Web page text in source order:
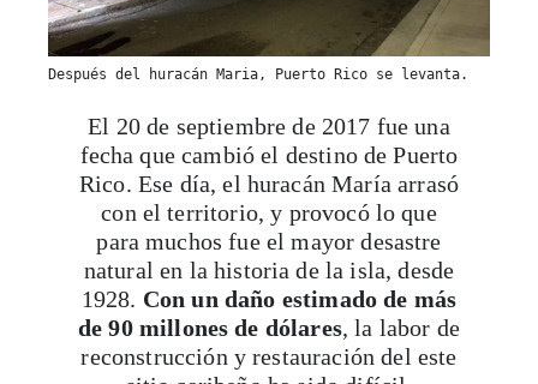
Después del huracán Maria, Puerto Rico se levanta.
fecha que cambió el destino de Puerto
Rico. Ese día, el huracán María arrasó
con el territorio, y provocó lo que
para muchos fue el mayor desastre
natural en la historia de la isla, desde
1928.Con un daño estimado de más
de 90 millones de dólares, la labor de
reconstrucción y restauración del este
sitio caribeño ha sido difícil.
Viaja con Travesías, recibe cada semana
crónicas, itinerarios, tips de insider y las
guías más completas.
Suscribirme